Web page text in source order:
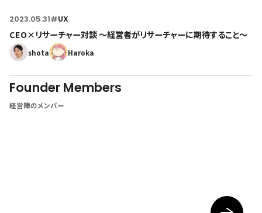
2023.05.31#UX
CEO×リサーチャー対談 〜経営者がリサーチャーに期待すること〜
shota Haroka
Founder Members
経営陣のメンバー